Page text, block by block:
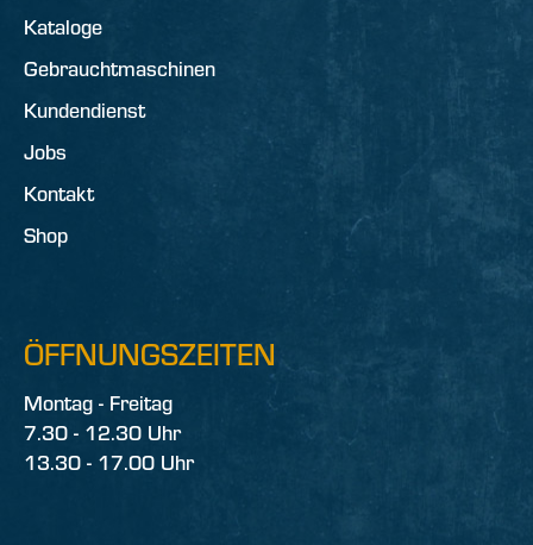
Kataloge
Gebrauchtmaschinen
Kundendienst
Jobs
Kontakt
Shop
ÖFFNUNGSZEITEN
Montag - Freitag
7.30 - 12.30 Uhr
13.30 - 17.00 Uhr